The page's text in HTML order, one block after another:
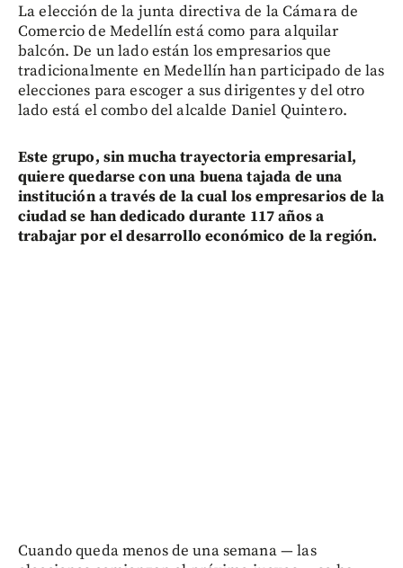
La elección de la junta directiva de la Cámara de
Comercio de Medellín está como para alquilar
balcón. De un lado están los empresarios que
tradicionalmente en Medellín han participado de las
elecciones para escoger a sus dirigentes y del otro
lado está el combo del alcalde Daniel Quintero.
Este grupo, sin mucha trayectoria empresarial,
quiere quedarse con una buena tajada de una
institución a través de la cual los empresarios de la
ciudad se han dedicado durante 117 años a
trabajar por el desarrollo económico de la región.
Cuando queda menos de una semana — las